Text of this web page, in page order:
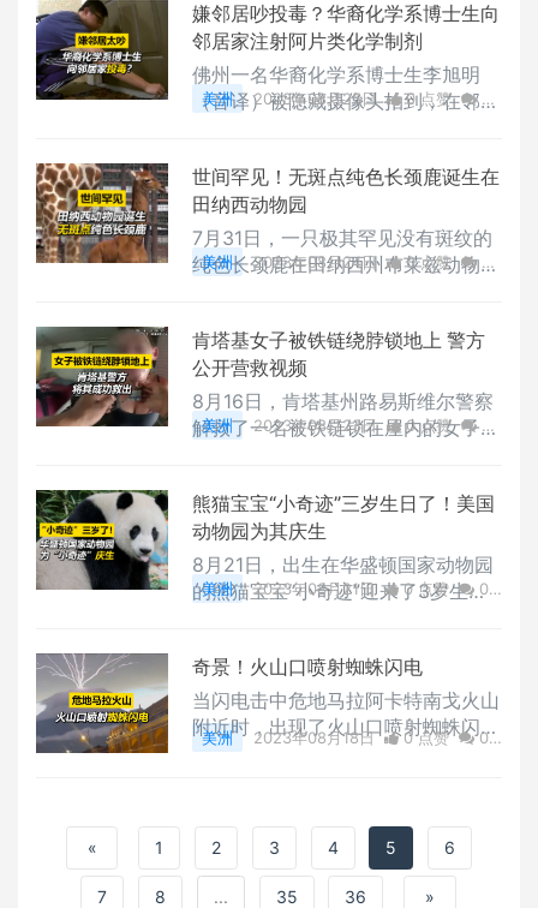
场坠机事故中，直升机上的三人有一
人死亡，被砸中的公寓楼内也有一人
死亡。目前，坠机原因尚在调查中。
嫌邻居吵投毒？华裔化学系博士生向
邻居家注射阿片类化学制剂
佛州一名华裔化学系博士生李旭明
（音译）被隐藏摄像头拍到，在邻居
卜杜拉和怀孕的妻子搬入公寓后收到
了楼下住户李旭明发来的投诉短信，
称被吵得睡不着觉，甚至能听到马桶
盖移动的声音。经过数月协商无果
适。目前，嫌疑人李旭明被坦帕警方
逮捕后已获保出狱，他将面临包括持
有受管制物质和入
美洲 2023年08月25日 0 点赞
0
世间罕见！无斑点纯色长颈鹿诞生在
田纳西动物园
7月31日，一只极其罕见没有斑纹的
纯色长颈鹿在田纳西州布莱兹动物园
有记录的纯色长颈鹿还是出现在197
0年代的日本。这个特别的小家伙目
前正在母亲的陪伴下健康成长，动物
园也在其脸书主页上为它征名。
美洲 2023年08月24日 0 点赞
0
肯塔基女子被铁链绕脖锁地上 警方
公开营救视频
8月16日，肯塔基州路易斯维尔警察
解救了一名被铁链锁在屋内的女子。
楼的一扇窗户被屋内女子击破。随
后，警方从二楼窗户进入屋内，发现
这名女子被锁链缠绕着脖子并被锁在
地板上。该女子获救两天后，警方逮
危害、袭击等多项指控。
美洲 2023年08月23日 0 点赞
0
熊猫宝宝“小奇迹”三岁生日了！美国
动物园为其庆生
8月21日，出生在华盛顿国家动物园
的熊猫宝宝“小奇迹”迎来了3岁生
糕。蛋糕上还点缀着苹果、红薯、胡
萝卜和竹子，并涂抹了红薯泥、胡萝
卜泥和蜂蜜。
美洲 2023年08月21日 0 点赞
0
奇景！火山口喷射蜘蛛闪电
当闪电击中危地马拉阿卡特南戈火山
附近时，出现了火山口喷射蜘蛛闪电
的奇景。蜘蛛闪电是指以较慢速度和
美洲 2023年08月18日 0 点赞
0
« 1 2 3 4 5 6
7 8 ... 35 36 »